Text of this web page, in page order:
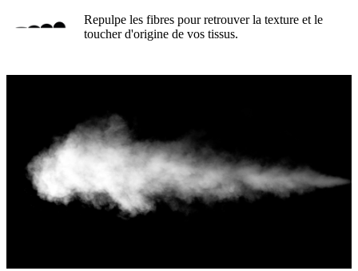
Repulpe les fibres pour retrouver la texture et le
toucher d'origine de vos tissus.